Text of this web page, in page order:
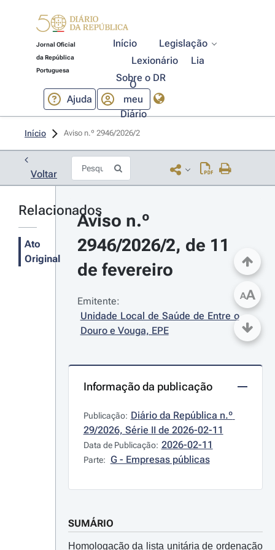
Jornal Oficial
da República
Portuguesa
Início
Legislação
Lexionário
Lia
Sobre o DR
Ajuda
O
meu
Diário
Início Aviso n.º 2946/2026/2
Voltar
Relacionados
Ato
Original
Aviso n.º
2946/2026/2, de 11
de fevereiro
Emitente:
Unidade Local de Saúde de Entre o
Douro e Vouga, EPE
Informação da publicação
Publicação: Diário da República n.º
29/2026, Série II de 2026-02-11
Data de Publicação: 2026-02-11
Parte: G - Empresas públicas
SUMÁRIO
Homologação da lista unitária de ordenação
AA